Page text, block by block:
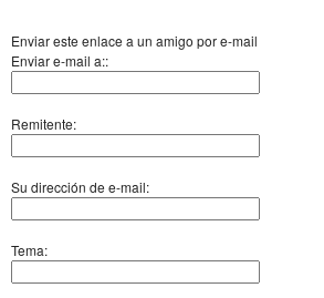
Enviar este enlace a un amigo por e-mail
Enviar e-mail a::
Remitente:
Su dirección de e-mail:
Tema: